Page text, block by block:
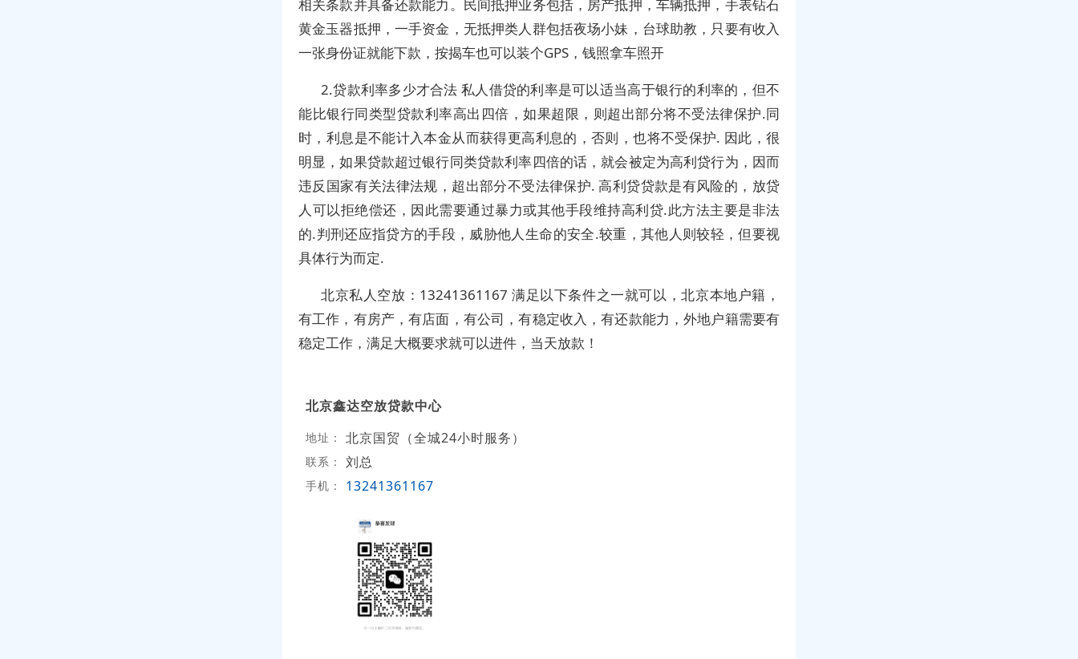
相关条款并具备还款能力。民间抵押业务包括，房产抵押，车辆抵押，手表钻石
黄金玉器抵押，一手资金，无抵押类人群包括夜场小妹，台球助教，只要有收入
一张身份证就能下款，按揭车也可以装个GPS，钱照拿车照开
2.贷款利率多少才合法 私人借贷的利率是可以适当高于银行的利率的，但不
能比银行同类型贷款利率高出四倍，如果超限，则超出部分将不受法律保护.同
时，利息是不能计入本金从而获得更高利息的，否则，也将不受保护. 因此，很
明显，如果贷款超过银行同类贷款利率四倍的话，就会被定为高利贷行为，因而
违反国家有关法律法规，超出部分不受法律保护. 高利贷贷款是有风险的，放贷
人可以拒绝偿还，因此需要通过暴力或其他手段维持高利贷.此方法主要是非法
的.判刑还应指贷方的手段，威胁他人生命的安全.较重，其他人则较轻，但要视
具体行为而定.
北京私人空放：13241361167 满足以下条件之一就可以，北京本地户籍，
有工作，有房产，有店面，有公司，有稳定收入，有还款能力，外地户籍需要有
稳定工作，满足大概要求就可以进件，当天放款！
北京鑫达空放贷款中心
地址： 北京国贸（全城24小时服务）
联系： 刘总
手机： 13241361167